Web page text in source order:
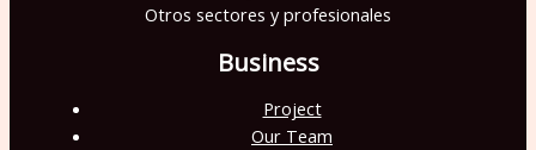
Otros sectores y profesionales
Business
Project
Our Team